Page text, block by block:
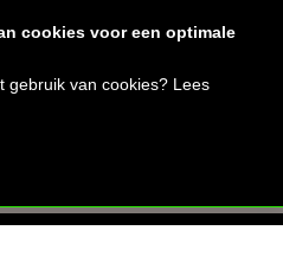
cookies voor een optimale
gebruik van cookies? Lees